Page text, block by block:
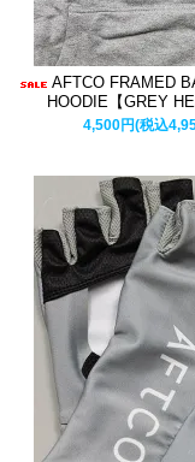
AFTCO FRAMED
HOODIE【GREY
4,500円(税込